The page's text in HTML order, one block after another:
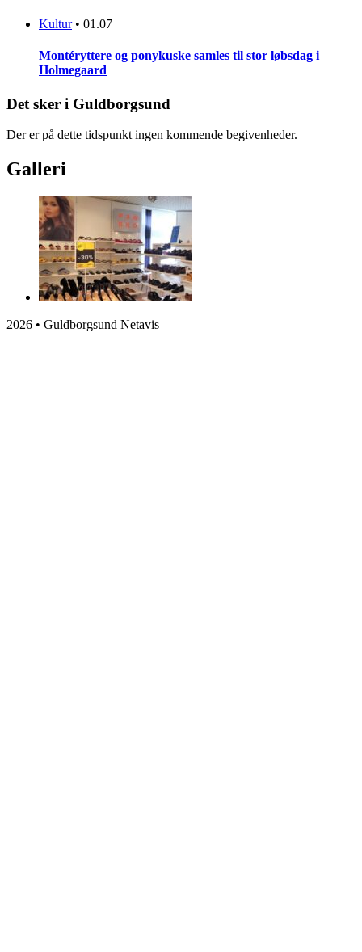
Kultur • 01.07
Montéryttere og ponykuske samles til stor løbsdag i
Holmegaard
Det sker i Guldborgsund
Der er på dette tidspunkt ingen kommende begivenheder.
Galleri
2026 • Guldborgsund Netavis